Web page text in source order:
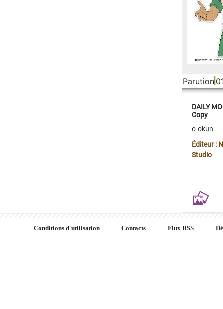
Parution
DAILY
Copy
o-okun
Éditeur :
Studio
Conditions d'utilisation Contacts Flux RSS